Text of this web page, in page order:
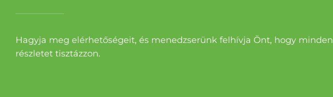
Hagyja meg elérhetőségeit, és menedzserünk felhívja Önt, hogy minden
részletet tisztázzon.